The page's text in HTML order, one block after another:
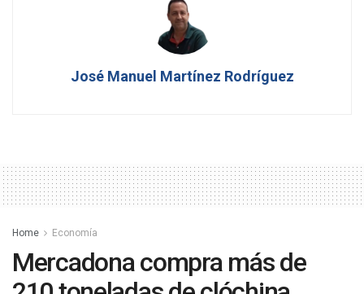
José Manuel Martínez Rodríguez
Home Economía
Mercadona compra más de